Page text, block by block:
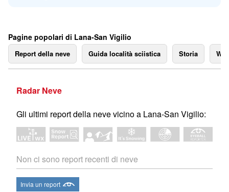
Pagine popolari di Lana-San Vigilio
Report della neve Guida località sciistica Storia
Radar Neve
Gli ultimi report della neve vicino a Lana-San Vigilio:
Non ci sono report recenti di neve
Invia un report